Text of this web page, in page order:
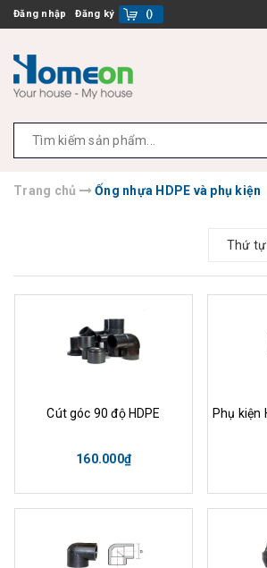
Đăng nhập Đăng ký ()
Trang chủ Ống nhựa HDPE và phụ kiện
Thứ tự
Cút góc 90 độ HDPE
160.000₫